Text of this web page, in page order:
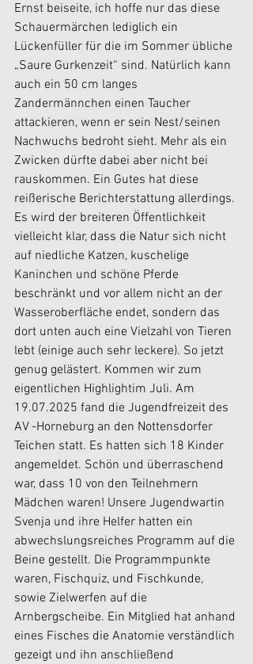
Ernst beiseite, ich hoffe nur das diese
Schauermärchen lediglich ein
Lückenfüller für die im Sommer übliche
„Saure Gurkenzeit“ sind. Natürlich kann
auch ein 50 cm langes
Zandermännchen einen Taucher
attackieren, wenn er sein Nest/seinen
Nachwuchs bedroht sieht. Mehr als ein
Zwicken dürfte dabei aber nicht bei
rauskommen. Ein Gutes hat diese
reißerische Berichterstattung allerdings.
Es wird der breiteren Öffentlichkeit
vielleicht klar, dass die Natur sich nicht
auf niedliche Katzen, kuschelige
Kaninchen und schöne Pferde
beschränkt und vor allem nicht an der
Wasseroberfläche endet, sondern das
dort unten auch eine Vielzahl von Tieren
lebt (einige auch sehr leckere). So jetzt
genug gelästert. Kommen wir zum
eigentlichen Highlightim Juli. Am
19.07.2025 fand die Jugendfreizeit des
AV -Horneburg an den Nottensdorfer
Teichen statt. Es hatten sich 18 Kinder
angemeldet. Schön und überraschend
war, dass 10 von den Teilnehmern
Mädchen waren! Unsere Jugendwartin
Svenja und ihre Helfer hatten ein
abwechslungsreiches Programm auf die
Beine gestellt. Die Programmpunkte
waren, Fischquiz, und Fischkunde,
sowie Zielwerfen auf die
Arnbergscheibe. Ein Mitglied hat anhand
eines Fisches die Anatomie verständlich
gezeigt und ihn anschließend